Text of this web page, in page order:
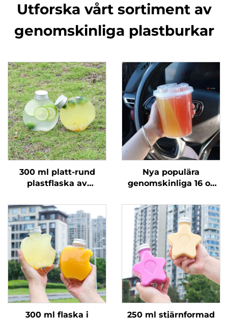
Utforska vårt sortiment av
genomskinliga plastburkar
300 ml platt-rund
plastflaska av
som kan hålla juice
och mjölkte
Nya populära
genomskinliga 16 oz
med lock och sugrör,
tvådelade dubbla
boba-muggar
300 ml flaska i 250 ml stjärnformad